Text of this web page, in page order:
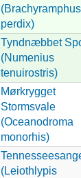
(Brachyramphus
perdix)
Tyndnæbbet
(Numenius
tenuirostris)
Mørkrygget
Stormsvale
(Oceanodroma
monorhis)
(Leiothlypis